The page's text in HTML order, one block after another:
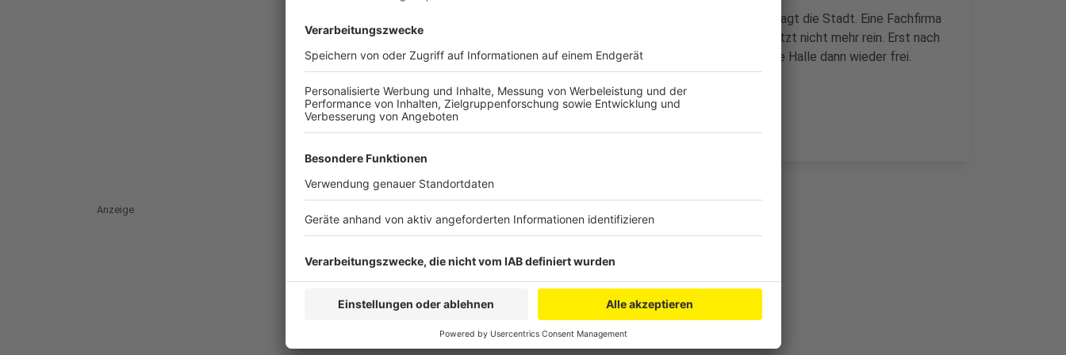
Der Belag aus den 70er Jahren hat sich an vielen Stellen gelöst, sagt die Stadt. Eine Fachfirma
beginnt mit der Sanierung. Vereine und Schulen können deshalb jetzt nicht mehr rein. Erst nach
den Sommerferien, ab dem 27. August ist der Boden fertig und die Halle dann wieder frei.
Anzeige
Anzeige